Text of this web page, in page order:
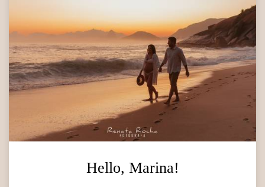
Hello, Marina!